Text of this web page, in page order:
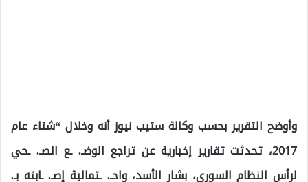
وأوضح التقرير بحسب وكالة ستيب نيوز أنه وخلال “شتاء عام
2017، تحدثت تقارير إخبارية عن تراجع الوضـ. ـع الصـ. ـحي
لرأس النظام السوري، بشار الأسد، واحـ. ـتمالية إصـ. ـابته بـ.